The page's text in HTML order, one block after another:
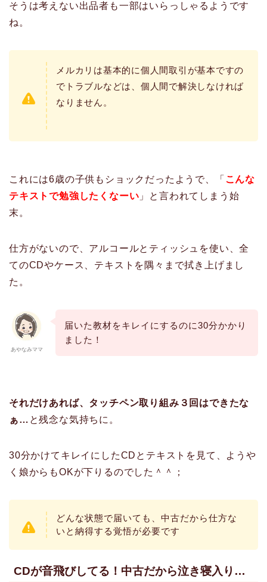
そうは考えない出品者も一部はいらっしゃるようです
ね。
メルカリは基本的に個人間取引が基本ですの
でトラブルなどは、個人間で解決しなければ
なりません。
これには6歳の子供もショックだったようで、「 こんな
テキストで勉強したくなーい 」と言われてしまう始
末。
仕方がないので、アルコールとティッシュを使い、全
てのCDやケース、テキストを隅々まで拭き上げまし
た。
あやなみママ
届いた教材をキレイにするのに30分かかり
ました！
それだけあれば、タッチペン取り組み３回はできたな
ぁ… と残念な気持ちに。
30分かけてキレイにしたCDとテキストを見て、ようや
く娘からもOKが下りるのでした＾＾；
どんな状態で届いても、中古だから仕方な
いと納得する覚悟が必要です
CDが音飛びしてる！中古だから泣き寝入り…